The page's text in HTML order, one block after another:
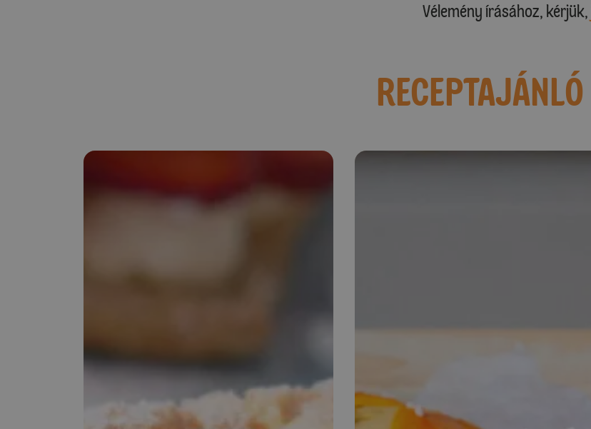
Vélemény írásához, kérjük,
RECEPTAJÁNLÓ